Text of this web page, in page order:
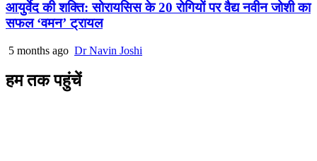
आयुर्वेद की शक्ति: सोरायसिस के 20 रोगियों पर वैद्य नवीन जोशी का
सफल ‘वमन’ ट्रायल
5 months ago Dr Navin Joshi
हम तक पहुंचें